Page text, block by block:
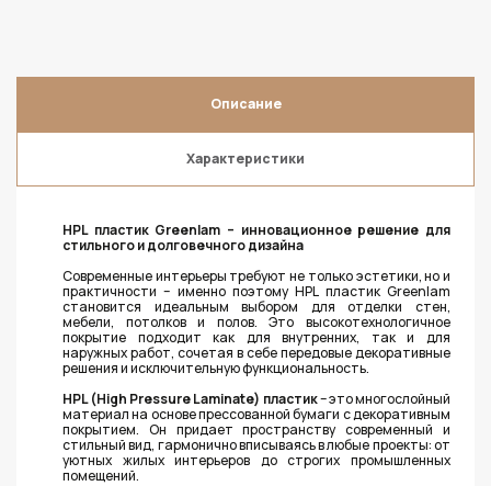
Описание
Характеристики
HPL пластик Greenlam – инновационное решение для
стильного и долговечного дизайна
Современные интерьеры требуют не только эстетики, но и
практичности – именно поэтому HPL пластик Greenlam
становится идеальным выбором для отделки стен,
мебели, потолков и полов. Это высокотехнологичное
покрытие подходит как для внутренних, так и для
наружных работ, сочетая в себе передовые декоративные
решения и исключительную функциональность.
HPL (High Pressure Laminate) пластик– это многослойный
материал на основе прессованной бумаги с декоративным
покрытием. Он придает пространству современный и
стильный вид, гармонично вписываясь в любые проекты: от
уютных жилых интерьеров до строгих промышленных
помещений.